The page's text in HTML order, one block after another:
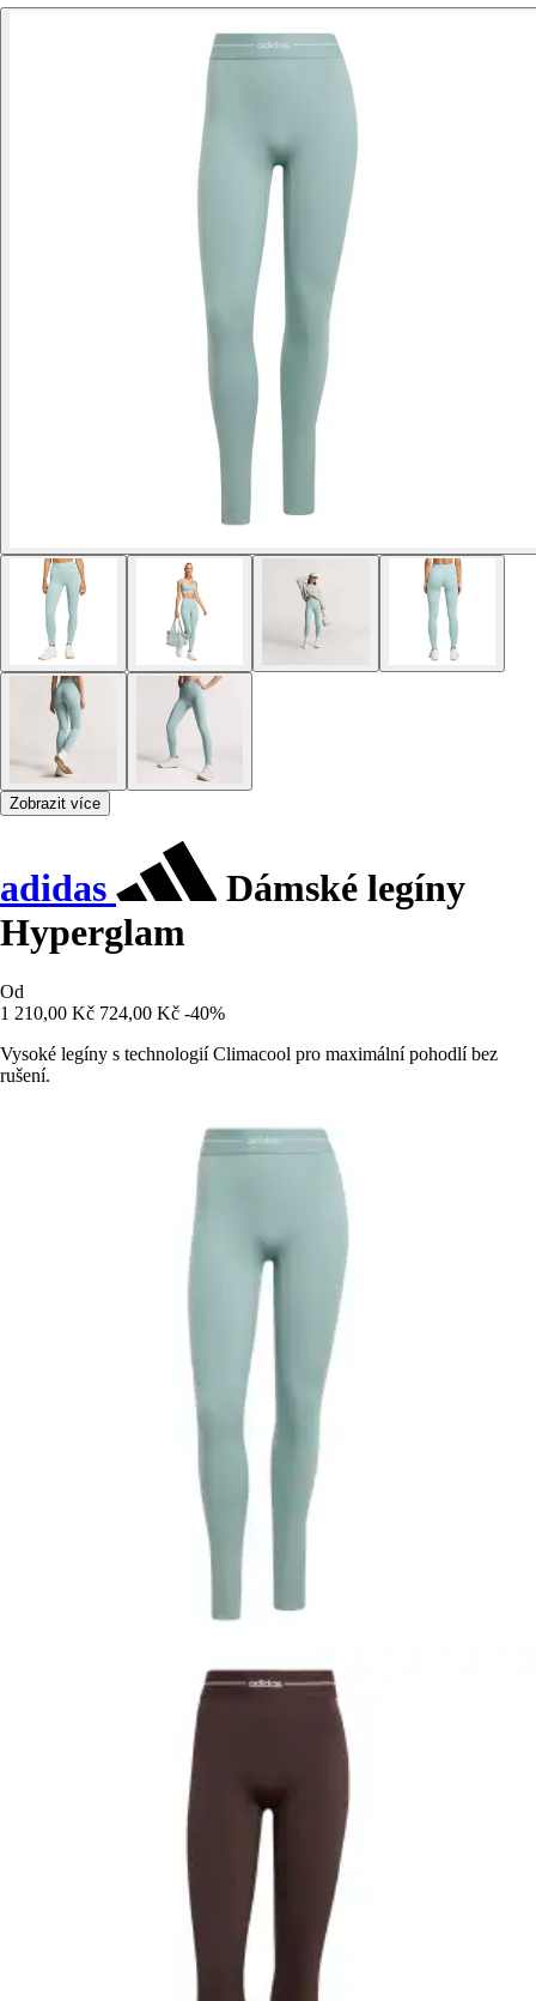
Zobrazit více
adidas
Dámské legíny
Hyperglam
Od
1 210,00 Kč 724,00 Kč -40%
Vysoké legíny s technologií Climacool pro maximální pohodlí bez
rušení.